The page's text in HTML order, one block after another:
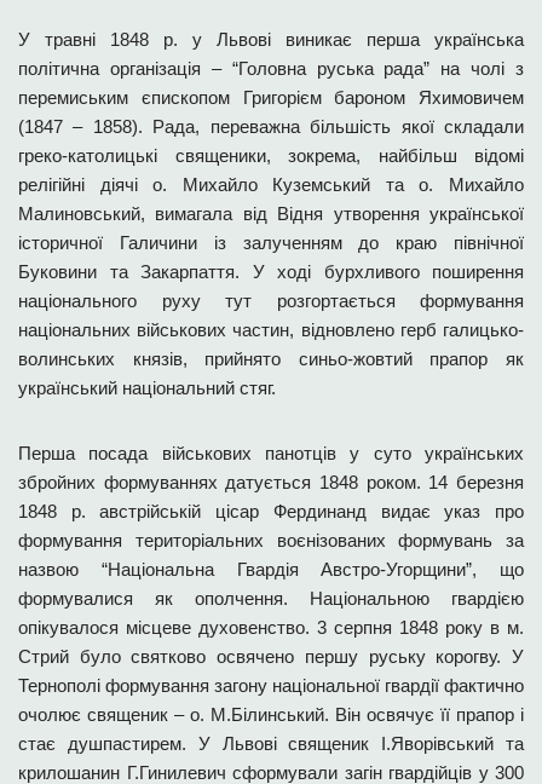
У травні 1848 р. у Львові виникає перша українська
політична організація – “Головна руська рада” на чолі з
перемиським єпископом Григорієм бароном Яхимовичем
(1847 – 1858). Рада, переважна більшість якої складали
греко-католицькі священики, зокрема, найбільш відомі
релігійні діячі о. Михайло Куземський та о. Михайло
Малиновський, вимагала від Відня утворення української
історичної Галичини із залученням до краю північної
Буковини та Закарпаття. У ході бурхливого поширення
національного руху тут розгортається формування
національних військових частин, відновлено герб галицько-
волинських князів, прийнято синьо-жовтий прапор як
український національний стяг.
Перша посада військових панотців у суто українських
збройних формуваннях датується 1848 роком. 14 березня
1848 р. австрійській цісар Фердинанд видає указ про
формування територіальних воєнізованих формувань за
назвою “Національна Гвардія Австро-Угорщини”, що
формувалися як ополчення. Національною гвардією
опікувалося місцеве духовенство. 3 серпня 1848 року в м.
Стрий було святково освячено першу руську корогву. У
Тернополі формування загону національної гвардії фактично
очолює священик – о. М.Білинський. Він освячує її прапор і
стає душпастирем. У Львові священик І.Яворівський та
крилошанин Г.Гинилевич сформували загін гвардійців у 300